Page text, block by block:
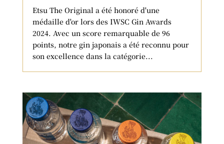
Etsu The Original a été honoré d'une
médaille d'or lors des IWSC Gin Awards
2024. Avec un score remarquable de 96
points, notre gin japonais a été reconnu pour
son excellence dans la catégorie...